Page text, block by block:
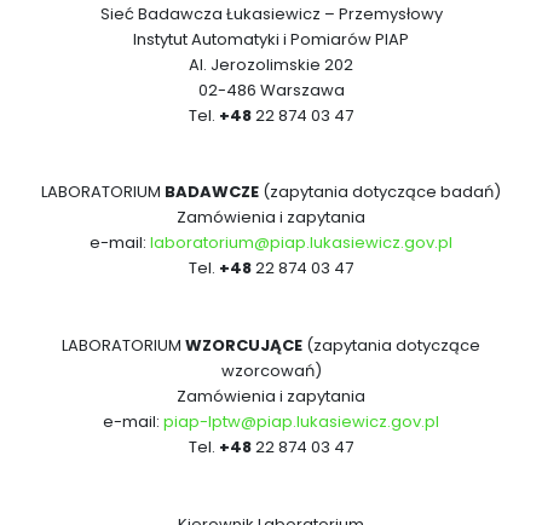
Sieć Badawcza Łukasiewicz – Przemysłowy
Instytut Automatyki i Pomiarów PIAP
Al. Jerozolimskie 202
02-486 Warszawa
Tel. +4822 874 03 47
LABORATORIUM BADAWCZE (zapytania dotyczące badań)
Zamówienia i zapytania
e-mail: laboratorium@piap.lukasiewicz.gov.pl
Tel. +4822 874 03 47
LABORATORIUM WZORCUJĄCE (zapytania dotyczące
wzorcowań)
Zamówienia i zapytania
e-mail: piap-lptw@piap.lukasiewicz.gov.pl
Tel. +4822 874 03 47